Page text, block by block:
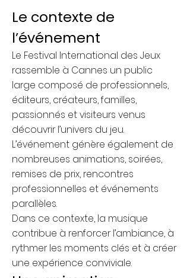
Le contexte de
l’événement
Le Festival International des Jeux
rassemble à Cannes un public
large composé de professionnels,
éditeurs, créateurs, familles,
passionnés et visiteurs venus
découvrir l’univers du jeu.
L’événement génère également de
nombreuses animations, soirées,
remises de prix, rencontres
professionnelles et événements
parallèles.
Dans ce contexte, la musique
contribue à renforcer l’ambiance, à
rythmer les moments clés et à créer
une expérience conviviale.